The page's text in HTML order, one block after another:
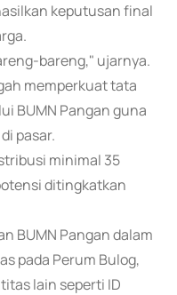
keputusan final
bareng," ujarnya.
memperkuat tata
BUMN Pangan guna
pasar.
minimal 35
ditingkatkan
BUMN Pangan dalam
pada Perum Bulog,
lain seperti ID